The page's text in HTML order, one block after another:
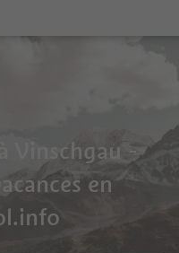
Vinschgau -
en